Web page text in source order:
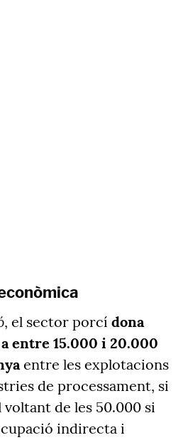
, el sector porcí dona
entre 15.000 i 20.000
entre les explotacions
de processament, si
voltant de les 50.000 si
indirecta i